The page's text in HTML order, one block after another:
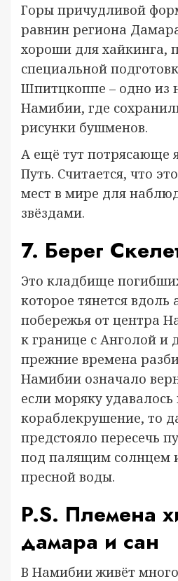
Горы причудливой
равнин региона
хороши для хайкинга,
специальной
Шпитцкоппе – одно из
Намибии, где
рисунки бушменов.
А ещё тут потрясающе
Путь. Считается, что
мест в мире для
звёздами.
7. Берег
Это кладбище
которое тянется вдоль
побережья от центра
к границе с Анголой и
прежние времена
Намибии означало
если моряку
кораблекрушение, то
предстояло пересечь
под палящим солнцем
пресной воды.
P.S. Племена
дамара и сан
В Намибии живёт